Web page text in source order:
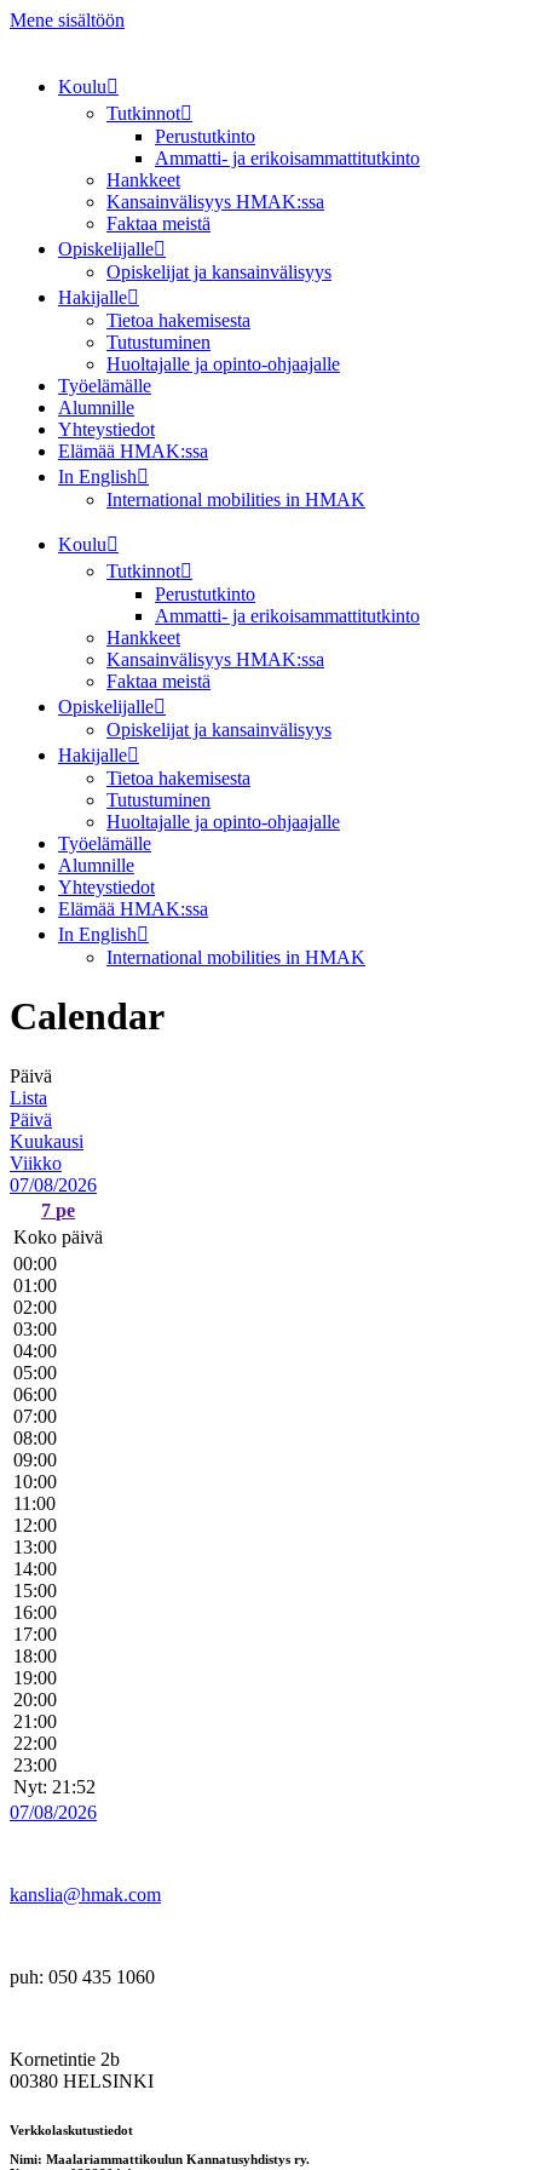
Mene sisältöön
Koulu
Tutkinnot
Perustutkinto
Ammatti- ja erikoisammattitutkinto
Hankkeet
Kansainvälisyys HMAK:ssa
Faktaa meistä
Opiskelijalle
Opiskelijat ja kansainvälisyys
Hakijalle
Tietoa hakemisesta
Tutustuminen
Huoltajalle ja opinto-ohjaajalle
Työelämälle
Alumnille
Yhteystiedot
Elämää HMAK:ssa
In English
International mobilities in HMAK
Koulu
Tutkinnot
Perustutkinto
Ammatti- ja erikoisammattitutkinto
Hankkeet
Kansainvälisyys HMAK:ssa
Faktaa meistä
Opiskelijalle
Opiskelijat ja kansainvälisyys
Hakijalle
Tietoa hakemisesta
Tutustuminen
Huoltajalle ja opinto-ohjaajalle
Työelämälle
Alumnille
Yhteystiedot
Elämää HMAK:ssa
In English
International mobilities in HMAK
Calendar
Päivä
Lista
Päivä
Kuukausi
Viikko
07/08/2026
7 pe
Koko päivä
00:00
01:00
02:00
03:00
04:00
05:00
06:00
07:00
08:00
09:00
10:00
11:00
12:00
13:00
14:00
15:00
16:00
17:00
18:00
19:00
20:00
21:00
22:00
23:00
Nyt: 21:52
07/08/2026
kanslia@hmak.com
puh: 050 435 1060
Kornetintie 2b
00380 HELSINKI
Verkkolaskutustiedot
Nimi: Maalariammattikoulun Kannatusyhdistys ry.